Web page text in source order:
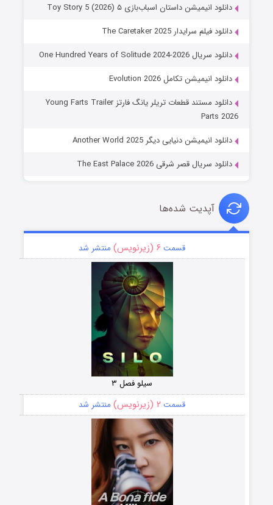
دانلود انیمیشن داستان اسباب‌بازی ۵ Toy Story 5 (2026)
دانلود فیلم سرایدار The Caretaker 2025
دانلود سریال One Hundred Years of Solitude 2024-2026
دانلود انیمیشن تکامل Evolution 2026
دانلود مستند قطعات تریلر یانگ فارتز Young Farts Trailer
Parts 2026
دانلود انیمیشن دنیایی دیگر Another World 2025
دانلود سریال قصر شرقی The East Palace 2026
آپدیت شده‌ها
قسمت ۶ (زیرنویس) منتشر شد
سیلو فصل ۳
قسمت ۲ (زیرنویس) منتشر شد